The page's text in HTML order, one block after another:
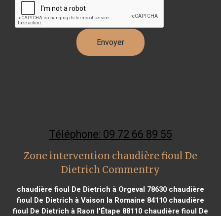
Téléphone: 09 72 66 89 55
Zone intervention chaudière fioul De
Dietrich Commentry
chaudière fioul De Dietrich à Orgeval 78630chaudière
fioul De Dietrich à Vaison la Romaine 84110chaudière
fioul De Dietrich à Raon l'Étape 88110chaudière fioul De